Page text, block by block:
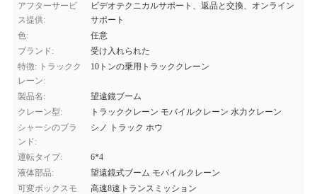
アフターサービ
ス提供:
ビデオテクニカルサポート、返品と交換、オンライン
サポート
色:
任意
ブランド:
受け入れられた
特徴: トラックク
レーン:
10トンの乗用トラッククレーン
製品名:
望遠鏡ブーム
クレーン型:
トラッククレーン モバイルクレーン 水力クレーン
シャーシのブラ
ンド:
シノ トラック ホウ
運転タイプ:
6*4
液体部品:
望遠鏡式ブーム モバイルクレーン
可変ボックスモ
高速8速トランスミッション